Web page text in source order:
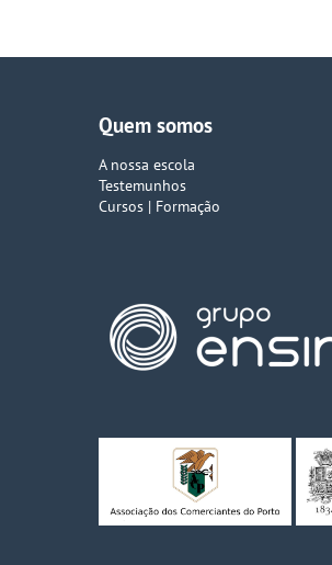
Quem somos
A nossa escola
Testemunhos
Cursos | Formação